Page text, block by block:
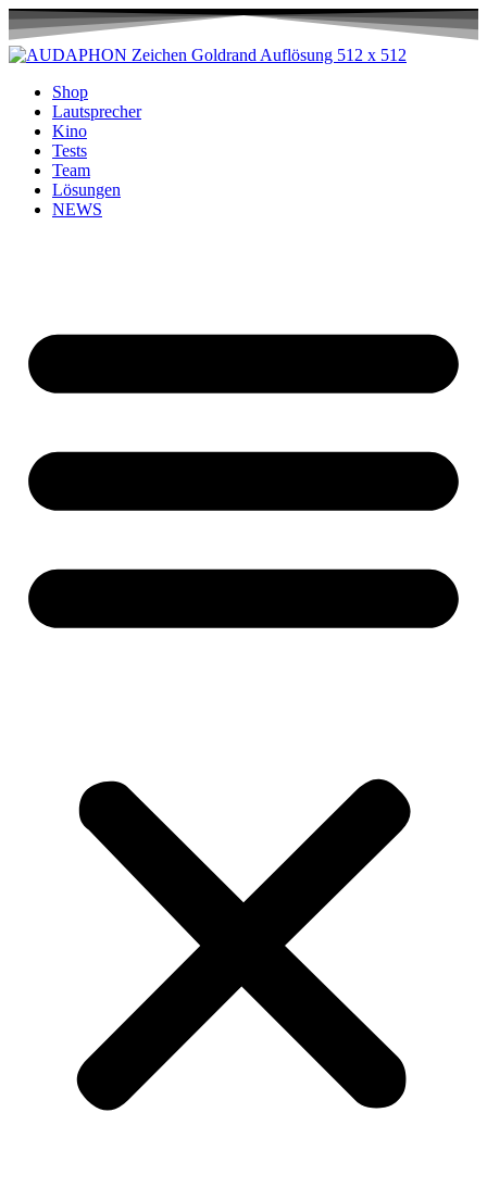
Shop
Lautsprecher
Kino
Tests
Team
Lösungen
NEWS